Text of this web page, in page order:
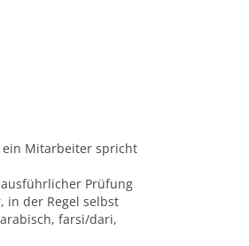
ein Mitarbeiter spricht
Prüfung
in der Regel selbst
farsi/dari,